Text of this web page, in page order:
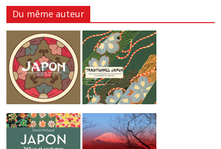
Du même auteur